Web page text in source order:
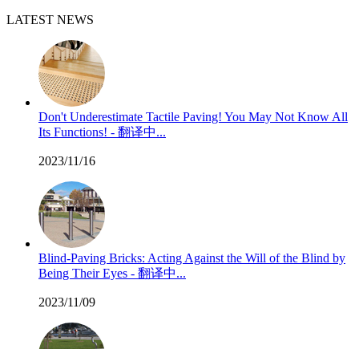
LATEST NEWS
Don't Underestimate Tactile Paving! You May Not Know All
Its Functions! - 翻译中...
2023/11/16
Blind-Paving Bricks: Acting Against the Will of the Blind by
Being Their Eyes - 翻译中...
2023/11/09